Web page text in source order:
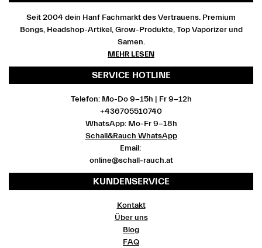
Seit 2004 dein Hanf Fachmarkt des Vertrauens. Premium
Bongs, Headshop-Artikel, Grow-Produkte, Top Vaporizer und
Samen.
MEHR LESEN
SERVICE HOTLINE
Telefon: Mo-Do 9-15h | Fr 9-12h
+436705510740
WhatsApp: Mo-Fr 9-18h
Schall&Rauch WhatsApp
Email:
online@schall-rauch.at
KUNDENSERVICE
Kontakt
Über uns
Blog
FAQ